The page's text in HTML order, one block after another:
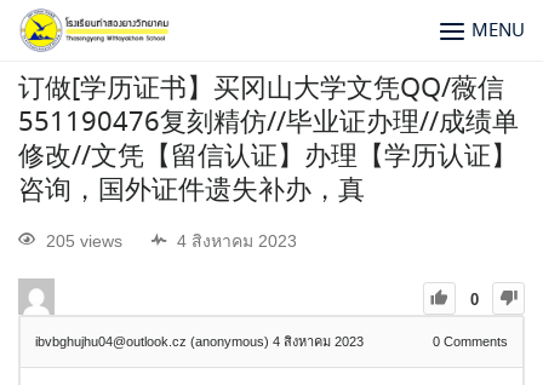
MENU
订做[学历证书】买冈山大学文凭QQ/薇信
551190476复刻精仿//毕业证办理//成绩单
修改//文凭【留信认证】办理【学历认证】
咨询，国外证件遗失补办，真
205 views 4 สิงหาคม 2023
0
ibvbghujhu04@outlook.cz (anonymous) 4 สิงหาคม 2023 0 Comments